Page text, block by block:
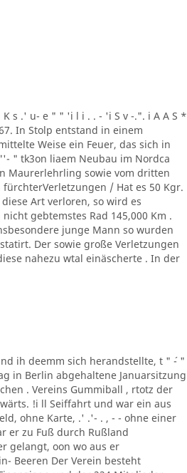
s .' u- e " " 'i l i . . - 'i S v -.". i A A S *
In Stolp entstand in einem
Weise ein Feuer, das sich in
" tk3on liaem Neubau im Nordca
Maurerlehrling sowie vom dritten
/ Hat es 50 Kgr.
Art verloren, so wird es
gebtemstes Rad 145,000 Km .
junge Mann so wurden
Der sowie große Verletzungen
nahezu wtal einäscherte . In der
ih deemm sich herandstellte, t " ´- "
in Berlin abgehaltene Januarsitzung
. Vereins Gummiball , rtotz der
!i ll Seiffahrt und war ein aus
ohne Karte, .' .'- . , - - ohne einer
er zu Fuß durch Rußland
gelangt, oon wo aus er
Beeren Der Verein besteht